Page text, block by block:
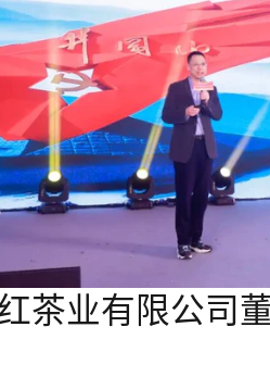
茶业有限公司